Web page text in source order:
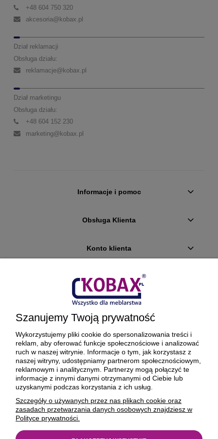
+48 604 750 320
akcesoria@kobax.pl
Dział reklamacji
Obsługa działu:
reklamacje@kobax.pl
Dział marketingu
Obsługa działu:
+48 604 152 230
marketing@kobax.pl
Informacje i pomoc
Obsługa Klienta
Konto klienta
Płatności i dostawa
Ciekawostki
O firmie
BEZPIECZNE PŁATNOŚCI ORAZ DOSTAWA
Szanujemy Twoją prywatność
Wykorzystujemy pliki cookie do spersonalizowania treści i
reklam, aby oferować funkcje społecznościowe i analizować
ruch w naszej witrynie. Informacje o tym, jak korzystasz z
naszej witryny, udostępniamy partnerom społecznościowym,
reklamowym i analitycznym. Partnerzy mogą połączyć te
informacje z innymi danymi otrzymanymi od Ciebie lub
uzyskanymi podczas korzystania z ich usług.
Szczegóły o używanych przez nas plikach cookie oraz
zasadach przetwarzania danych osobowych znajdziesz w
Polityce prywatności.